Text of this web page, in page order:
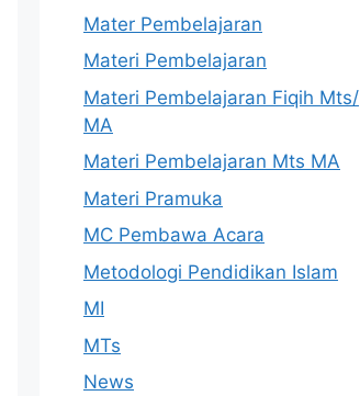
Mater Pembelajaran
Materi Pembelajaran
Materi Pembelajaran Fiqih Mts/
MA
Materi Pembelajaran Mts MA
Materi Pramuka
MC Pembawa Acara
Metodologi Pendidikan Islam
MI
MTs
News